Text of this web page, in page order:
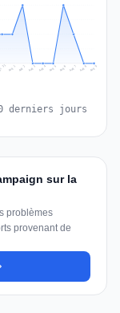
31 Aug 1 Aug 2 Aug 3 Aug 4 Aug 5 Aug 6 Aug 7 Aug 8 Aug 9
derniers jours
sur la
problèmes
provenant de